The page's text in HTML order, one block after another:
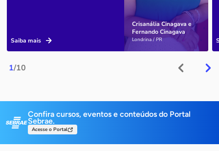
1/10
Crisanália Cinagava e
Fernando Cinagava
Londrina / PR
Saiba mais
Confira cursos, eventos e conteúdos do Portal
Sebrae.
Acesse o Portal